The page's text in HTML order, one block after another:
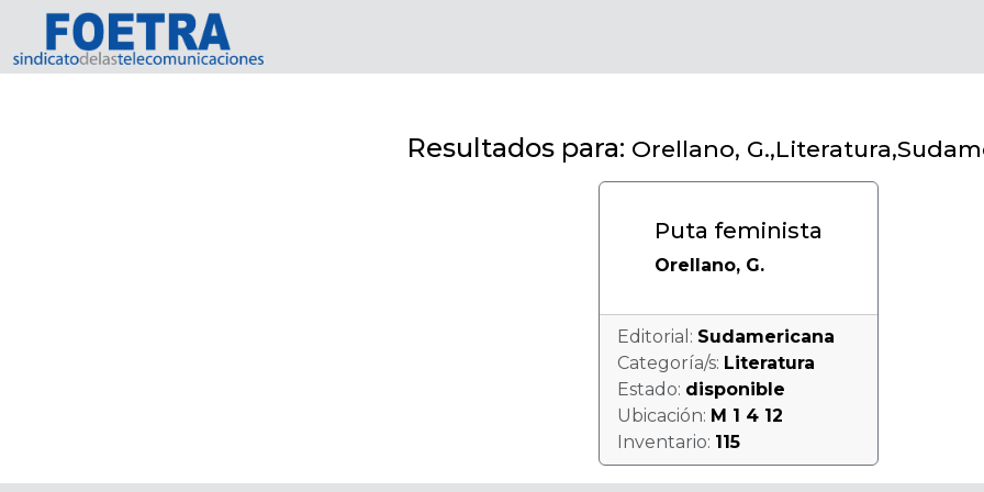
Inicio Usuarios Contacto
Resultados para: Orellano,
Puta feminista
Orellano, G.
Editorial: Sudamericana
Categoría/s: Literatura
Estado: disponible
Ubicación: M 1 4 12
Inventario: 115